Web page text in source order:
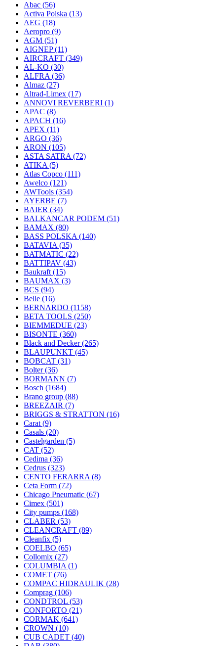
Abac (56)
Activa Polska (13)
AEG (18)
Aeropro (9)
AGM (51)
AIGNEP(11)
AIRCRAFT (349)
AL-KO (30)
ALFRA (36)
Almaz (27)
Altrad-Limex (17)
ANNOVI REVERBERI (1)
APAC (8)
APACH (16)
APEX (11)
ARGO (36)
ARON (105)
ASTA SATRA (72)
ATIKA (5)
Atlas Copco (111)
Awelco (121)
AWTools (354)
AYERBE (7)
BAIER (34)
BALKANCAR PODEM (51)
BAMAX (80)
BASS POLSKA (140)
BATAVIA (35)
BATMATIC (22)
BATTIPAV (43)
Baukraft (15)
BAUMAX (3)
BCS (94)
Belle (16)
BERNARDO (1158)
BETA TOOLS (250)
BIEMMEDUE (23)
BISONTE (360)
Black and Decker(265)
BLAUPUNKT (45)
BOBCAT (31)
Bolter(36)
BORMANN (7)
Bosch (1684)
Brano group (88)
BREEZAIR (7)
BRIGGS & STRATTON (16)
Carat (9)
Casals (20)
Castelgarden (5)
CAT (52)
Cedima (36)
Cedrus (323)
CENTO FERARRA (8)
Ceta Form (72)
Chicago Pneumatic (67)
Cimex (501)
City pumps (168)
CLABER (53)
CLEANCRAFT (89)
Cleanfix (5)
COELBO (65)
Collomix (27)
COLUMBIA (1)
COMET (76)
COMPAC HIDRAULIK (28)
Comprag (106)
CONDTROL (53)
CONFORTO (21)
CORMAK (641)
CROWN (10)
CUB CADET (40)